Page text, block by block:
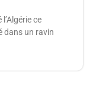
ce
dans un ravin